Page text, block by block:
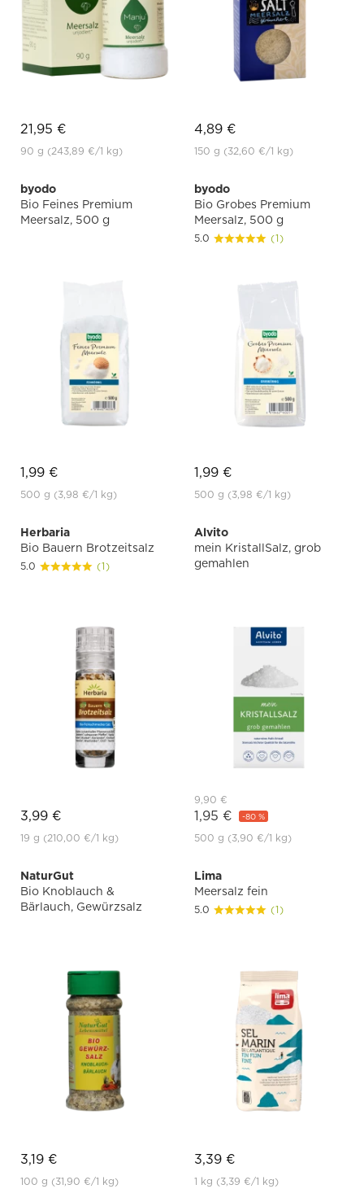
21,95 €
90 g (243,89 €/1 kg)
4,89 €
150 g (32,60 €/1 kg)
byodo
Bio Feines Premium
Meersalz, 500 g
1,99 €
500 g (3,98 €/1 kg)
byodo
Bio Grobes Premium
Meersalz, 500 g
5.0 (1)
1,99 €
500 g (3,98 €/1 kg)
Herbaria
Bio Bauern Brotzeitsalz
5.0 (1)
3,99 €
19 g (210,00 €/1 kg)
Alvito
mein KristallSalz, grob
gemahlen
9,90 €
1,95 € -80 %
500 g (3,90 €/1 kg)
NaturGut
Bio Knoblauch &
Bärlauch, Gewürzsalz
3,19 €
100 g (31,90 €/1 kg)
Lima
Meersalz fein
5.0 (1)
3,39 €
1 kg (3,39 €/1 kg)